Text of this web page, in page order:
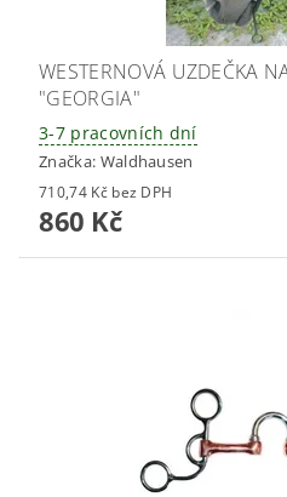
WESTERNOVÁ UZDEČKA
"GEORGIA"
3-7 pracovních dní
Značka: Waldhausen
710,74 Kč bez DPH
860 Kč